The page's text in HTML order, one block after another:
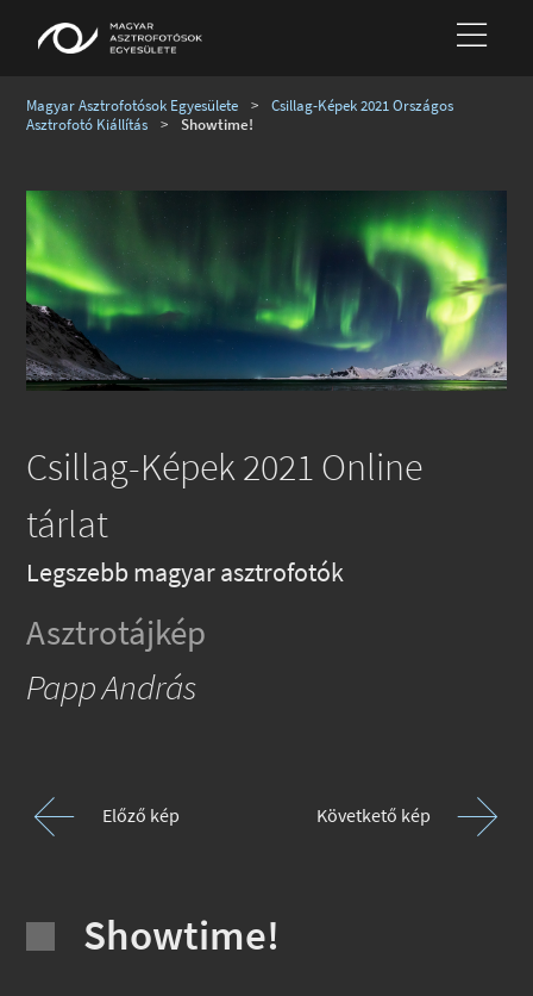
Magyar Asztrofotósok Egyesülete >
Csillag-Képek 2021 Országos
Asztrofotó Kiállítás
> Showtime!
Csillag-Képek 2021 Online
tárlat
Legszebb magyar asztrofotók
Asztrotájkép
Papp András
Előző kép Követkető kép
Showtime!